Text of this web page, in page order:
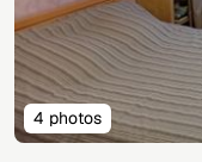
4 photos